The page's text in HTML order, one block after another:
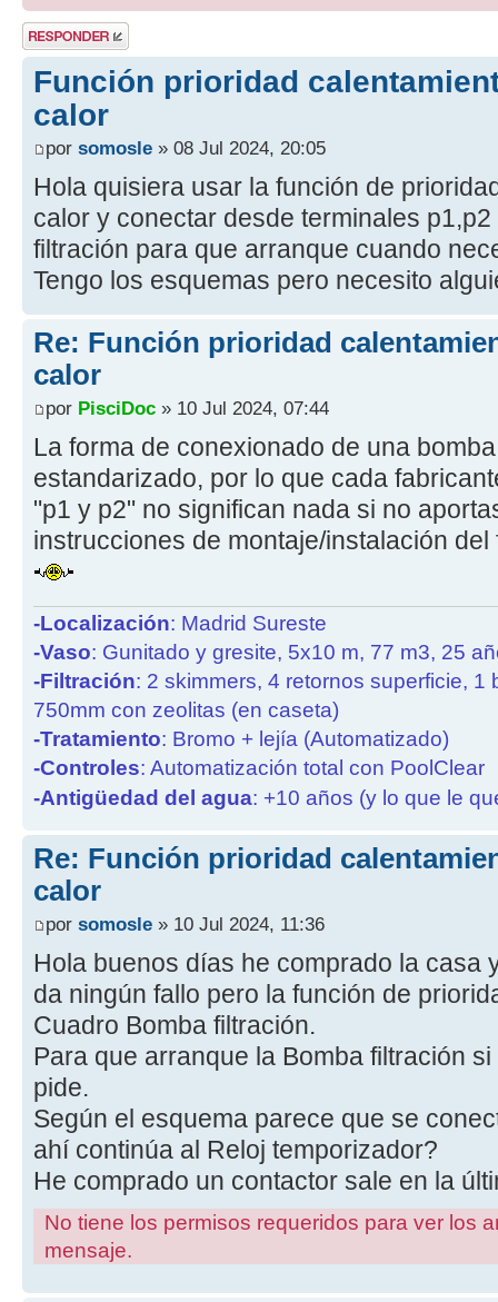
Publicar una
respuesta
Función prioridad
calor
por somosle » 08 Jul 2024, 20:05
Hola quisiera usar la función de
calor y conectar desde terminales
filtración para que arranque cuando
Tengo los esquemas pero necesito
Re: Función prioridad
calor
por PisciDoc » 10 Jul 2024, 07:44
La forma de conexionado de una
estandarizado, por lo que cada
"p1 y p2" no significan nada si no
instrucciones de montaje/instalación
-Localización: Madrid Sureste
-Vaso: Gunitado y gresite, 5x10 m, 77 m3, 25
-Filtración: 2 skimmers, 4 retornos superficie, 1
750mm con zeolitas (en caseta)
-Tratamiento: Bromo + lejía (Automatizado)
-Controles: Automatización total con PoolClear
-Antigüedad del agua: +10 años (y lo que le
Re: Función prioridad
calor
por somosle » 10 Jul 2024, 11:36
Hola buenos días he comprado la casa
da ningún fallo pero la función de
Cuadro Bomba filtración.
Para que arranque la Bomba filtración
pide.
Según el esquema parece que se
ahí continúa al Reloj temporizador?
He comprado un contactor sale en la
No tiene los permisos requeridos para ver los
mensaje.